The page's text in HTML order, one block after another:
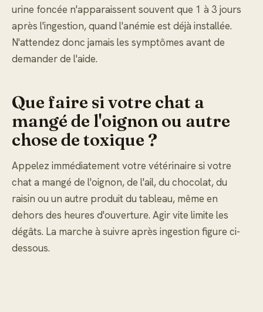
urine foncée n'apparaissent souvent que 1 à 3 jours
après l'ingestion, quand l'anémie est déjà installée.
N'attendez donc jamais les symptômes avant de
demander de l'aide.
Que faire si votre chat a
mangé de l'oignon ou autre
chose de toxique ?
Appelez immédiatement votre vétérinaire si votre
chat a mangé de l'oignon, de l'ail, du chocolat, du
raisin ou un autre produit du tableau, même en
dehors des heures d'ouverture. Agir vite limite les
dégâts. La marche à suivre après ingestion figure ci-
dessous.